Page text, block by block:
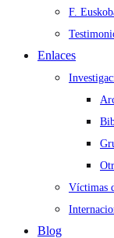
F.
Enlaces
Víctimas
Blog